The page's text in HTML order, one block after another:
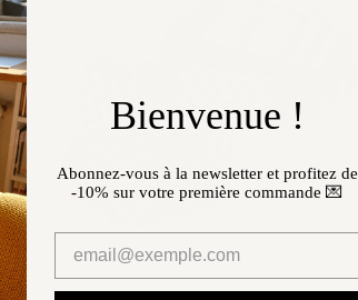
Bienvenue !
Abonnez-vous à la newsletter et profitez de
-10% sur votre première commande 💌